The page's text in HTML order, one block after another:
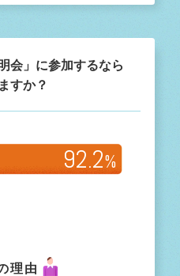
会」に参加するなら
すか？
92.2%
理由